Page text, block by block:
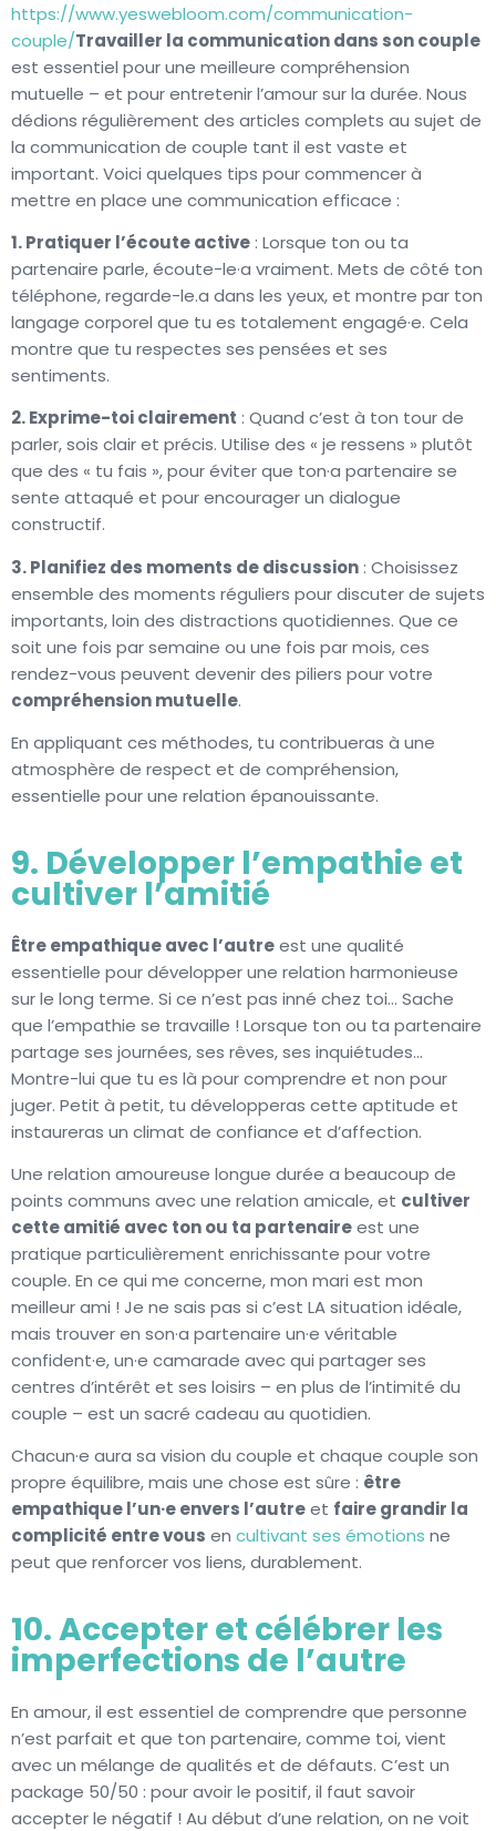
https://www.yeswebloom.com/communication-
couple/Travailler la communication dans son couple
est essentiel pour une meilleure compréhension
mutuelle – et pour entretenir l’amour sur la durée. Nous
dédions régulièrement des articles complets au sujet de
la communication de couple tant il est vaste et
important. Voici quelques tips pour commencer à
mettre en place une communication efficace :
1. Pratiquer l’écoute active : Lorsque ton ou ta
partenaire parle, écoute-le·a vraiment. Mets de côté ton
téléphone, regarde-le.a dans les yeux, et montre par ton
langage corporel que tu es totalement engagé·e. Cela
montre que tu respectes ses pensées et ses
sentiments.
2. Exprime-toi clairement : Quand c’est à ton tour de
parler, sois clair et précis. Utilise des « je ressens » plutôt
que des « tu fais », pour éviter que ton·a partenaire se
sente attaqué et pour encourager un dialogue
constructif.
3. Planifiez des moments de discussion : Choisissez
ensemble des moments réguliers pour discuter de sujets
importants, loin des distractions quotidiennes. Que ce
soit une fois par semaine ou une fois par mois, ces
rendez-vous peuvent devenir des piliers pour votre
compréhension mutuelle.
En appliquant ces méthodes, tu contribueras à une
atmosphère de respect et de compréhension,
essentielle pour une relation épanouissante.
9. Développer l’empathie et
cultiver l’amitié
Être empathique avec l’autreest une qualité
essentielle pour développer une relation harmonieuse
sur le long terme. Si ce n’est pas inné chez toi… Sache
que l’empathie se travaille ! Lorsque ton ou ta partenaire
partage ses journées, ses rêves, ses inquiétudes…
Montre-lui que tu es là pour comprendre et non pour
juger. Petit à petit, tu développeras cette aptitude et
instaureras un climat de confiance et d’affection.
Une relation amoureuse longue durée a beaucoup de
points communs avec une relation amicale, et cultiver
cette amitié avec ton ou ta partenaireest une
pratique particulièrement enrichissante pour votre
couple. En ce qui me concerne, mon mari est mon
meilleur ami ! Je ne sais pas si c’est LA situation idéale,
mais trouver en son·a partenaire un·e véritable
confident·e, un·e camarade avec qui partager ses
centres d’intérêt et ses loisirs – en plus de l’intimité du
couple – est un sacré cadeau au quotidien.
Chacun·e aura sa vision du couple et chaque couple son
propre équilibre, mais une chose est sûre : être
empathique l’un·e envers l’autreet faire grandir la
complicité entre vous en cultivant ses émotions ne
peut que renforcer vos liens, durablement.
10. Accepter et célébrer les
imperfections de l’autre
En amour, il est essentiel de comprendre que personne
n’est parfait et que ton partenaire, comme toi, vient
avec un mélange de qualités et de défauts. C’est un
package 50/50 : pour avoir le positif, il faut savoir
accepter le négatif ! Au début d’une relation, on ne voit